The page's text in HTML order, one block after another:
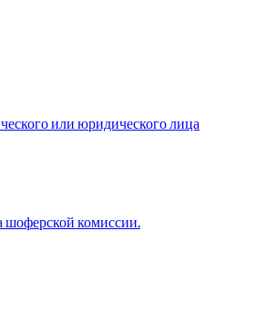
или юридического лица
шоферской комиссии.